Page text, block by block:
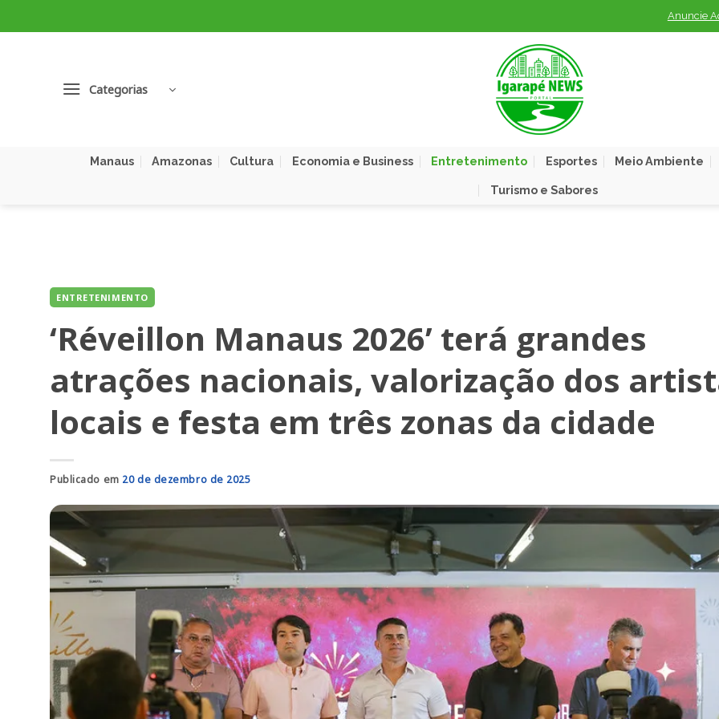
to
Anuncie
Categorias
Manaus Amazonas Cultura Economia e Business Entretenimento Esportes Meio Ambiente
Turismo e Sabores
ENTRETENIMENTO
‘Réveillon Manaus 2026’ terá grandes
atrações nacionais, valorização dos
locais e festa em três zonas da cidade
Publicado em 20 de dezembro de 2025